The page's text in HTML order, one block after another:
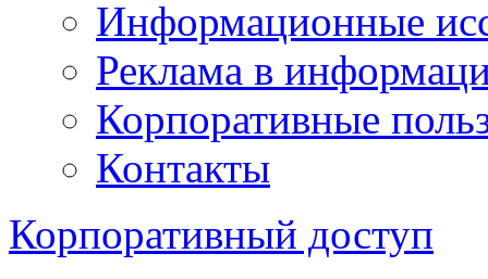
Информационные
Реклама в
Корпоративные
Контакты
Корпоративный доступ